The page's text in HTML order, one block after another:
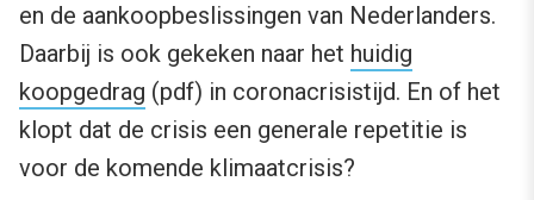
en de aankoopbeslissingen van Nederlanders.
Daarbij is ook gekeken naar het huidig
koopgedrag (pdf) in coronacrisistijd. En of het
klopt dat de crisis een generale repetitie is
voor de komende klimaatcrisis?